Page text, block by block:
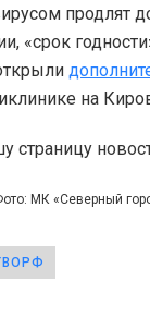
продлят
«срок
на
страницу
МК «Северный